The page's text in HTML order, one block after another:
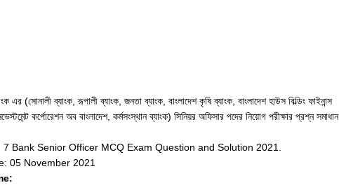
এর (সোনালী ব্যাংক, রূপালী ব্যাংক, জনতা ব্যাংক, বাংলাদেশ কৃষি ব্যাংক, বাংলাদেশ হাউস বিল্ডিং ফাইনান্স
কর্পোরেশন অব বাংলাদেশ, কর্মসংস্থান ব্যাংক) সিনিয়র অফিসার পদের নিয়োগ পরীক্ষার প্রশ্ন সমাধান
Bank Senior Officer MCQ Exam Question and Solution 2021.
05 November 2021